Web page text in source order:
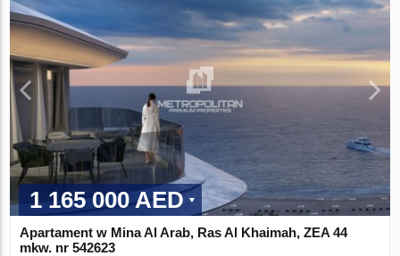
1 165 000 AED
Apartament w Mina Al Arab, Ras Al Khaimah, ZEA 44
mkw. nr 542623